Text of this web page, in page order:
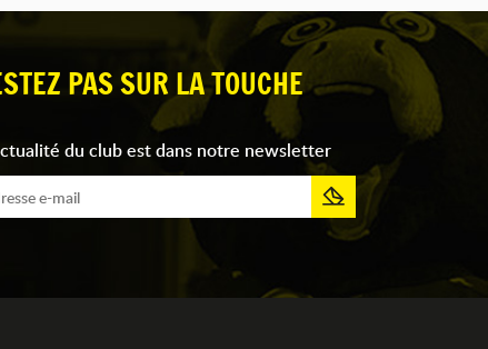
PAS SUR LA TOUCHE
du club est dans notre newsletter